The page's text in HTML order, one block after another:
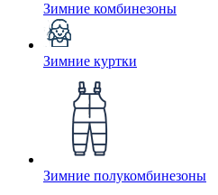
Зимние комбинезоны
Зимние куртки
Зимние полукомбинезоны